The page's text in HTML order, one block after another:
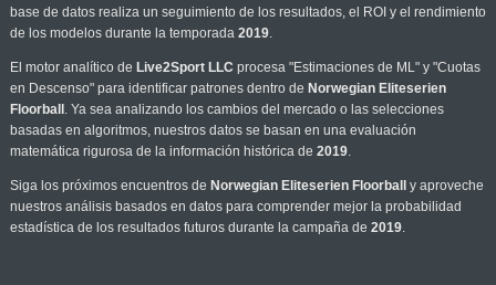
base de datos realiza un seguimiento de los resultados, el ROI y el rendimiento
de los modelos durante la temporada 2019.
El motor analítico de Live2Sport LLC procesa "Estimaciones de ML" y "Cuotas
en Descenso" para identificar patrones dentro de Norwegian Eliteserien
Floorball . Ya sea analizando los cambios del mercado o las selecciones
basadas en algoritmos, nuestros datos se basan en una evaluación
matemática rigurosa de la información histórica de 2019.
Siga los próximos encuentros de Norwegian Eliteserien Floorball
y aproveche
nuestros análisis basados en datos para comprender mejor la probabilidad
estadística de los resultados futuros durante la campaña de 2019.